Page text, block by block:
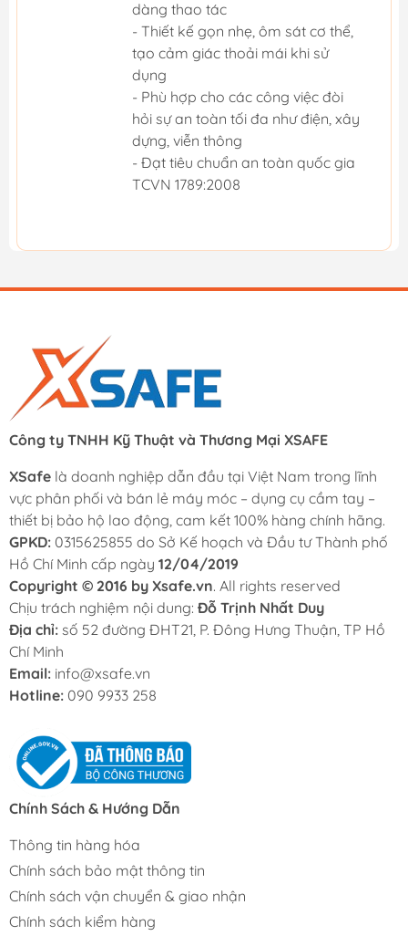
dàng thao tác
- Thiết kế gọn nhẹ, ôm sát cơ thể,
tạo cảm giác thoải mái khi sử
dụng
- Phù hợp cho các công việc đòi
hỏi sự an toàn tối đa như điện, xây
dựng, viễn thông
- Đạt tiêu chuẩn an toàn quốc gia
TCVN 1789:2008
Công ty TNHH Kỹ Thuật và Thương Mại XSAFE
XSafe là doanh nghiệp dẫn đầu tại Việt Nam trong lĩnh
vực phân phối và bán lẻ máy móc – dụng cụ cầm tay –
thiết bị bảo hộ lao động, cam kết 100% hàng chính hãng.
GPKD: 0315625855 do Sở Kế hoạch và Đầu tư Thành phố
Hồ Chí Minh cấp ngày 12/04/2019
Copyright © 2016 by Xsafe.vn. All rights reserved
Chịu trách nghiệm nội dung: Đỗ Trịnh Nhất Duy
Địa chỉ: số 52 đường ĐHT21, P. Đông Hưng Thuận, TP Hồ
Chí Minh
Email: info@xsafe.vn
Hotline: 090 9933 258
Chính Sách & Hướng Dẫn
Thông tin hàng hóa
Chính sách bảo mật thông tin
Chính sách vận chuyển & giao nhận
Chính sách kiểm hàng